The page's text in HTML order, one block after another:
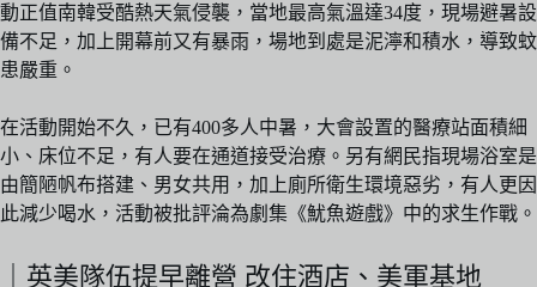
動正值南韓受酷熱天氣侵襲，當地最高氣溫達34度，現場避暑設
備不足，加上開幕前又有暴雨，場地到處是泥濘和積水，導致蚊
患嚴重。
在活動開始不久，已有400多人中暑，大會設置的醫療站面積細
小、床位不足，有人要在通道接受治療。另有網民指現場浴室是
由簡陋帆布搭建、男女共用，加上廁所衛生環境惡劣，有人更因
此減少喝水，活動被批評淪為劇集《魷魚遊戲》中的求生作戰。
｜英美隊伍提早離營 改住酒店、美軍基地